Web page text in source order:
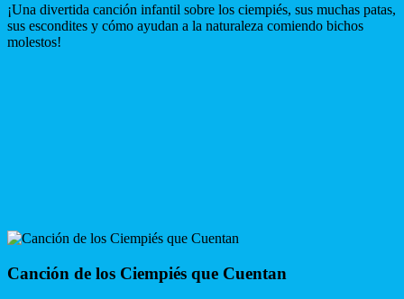
¡Una divertida canción infantil sobre los ciempiés, sus muchas patas,
sus escondites y cómo ayudan a la naturaleza comiendo bichos
molestos!
Canción de los Ciempiés que Cuentan